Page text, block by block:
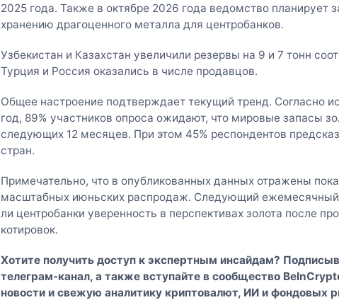
2025 года. Также в октябре 2026 года ведомство планирует
хранению драгоценного металла для центробанков.
Узбекистан и Казахстан увеличили резервы на 9 и 7 тонн
Турция и Россия оказались в числе продавцов.
Общее настроение подтверждает текущий тренд. Согласно
год, 89% участников опроса ожидают, что мировые запасы
следующих 12 месяцев. При этом 45% респондентов
стран.
Примечательно, что в опубликованных данных отражены
масштабных июньских распродаж. Следующий ежемесячный
ли центробанки уверенность в перспективах золота после
котировок.
Хотите получить доступ к экспертным инсайдам?
телеграм-канал, а также вступайте всообщество
новости и свежую аналитику криптовалют, ИИ и фондовых